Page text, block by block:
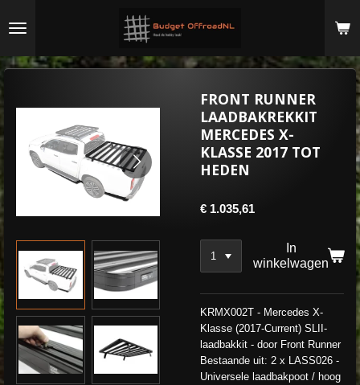
direct
de
FRONT RUNNER
LAADBAKREKKIT
MERCEDES X-
KLASSE 2017 TOT
HEDEN
€ 1.035,61
In
winkelwagen
KRMX002T - Mercedes X-
Klasse (2017-Current) SLII-
laadbakkit - door Front Runner
Bestaande uit: 2 x LASS026 -
Universele laadbakpoot / hoog